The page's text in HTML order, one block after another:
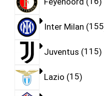
Inter Milan 155
Juventus 115
Lazio 15